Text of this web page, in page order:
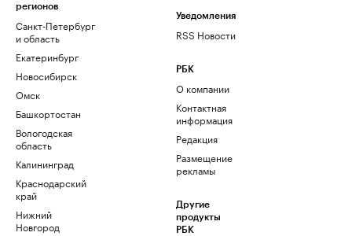
регионов
Санкт-Петербург
и область
Екатеринбург
Новосибирск
Омск
Башкортостан
Вологодская
область
Калининград
Краснодарский
край
Нижний
Новгород
Уведомления
RSS Новости
РБК
О компании
Контактная
информация
Редакция
Размещение
рекламы
Другие
продукты
РБК